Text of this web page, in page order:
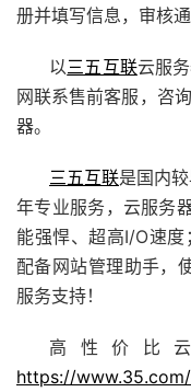
册并填写信息，审核
以三五互联云服
网联系售前客服，咨
器。
三五互联是国内
年专业服务，云服务
能强悍、超高I/O速
配备网站管理助手，
服务支持！
高性价比
https://www.35.com/